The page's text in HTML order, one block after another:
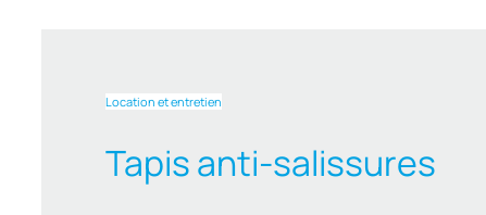
Location et entretien
Tapis anti-salissures